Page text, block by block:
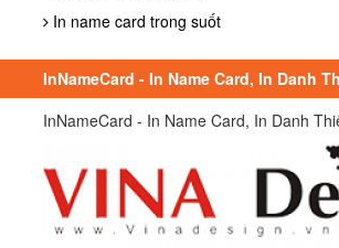
In name card trong suốt
InNameCard - In Name Card, In Danh
InNameCard - In Name Card, In Danh